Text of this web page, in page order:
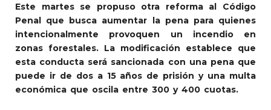
Este martes se propuso otra reforma al Código
Penal que busca aumentar la pena para quienes
intencionalmente provoquen un incendio en
zonas forestales. La modificación establece que
esta conducta será sancionada con una pena que
puede ir de dos a 15 años de prisión y una multa
económica que oscila entre 300 y 400 cuotas.